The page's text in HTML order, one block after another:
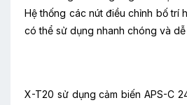
Hệ thống các nút điều chỉnh bố trí
có thể sử dụng nhanh chóng và dễ
X-T20 sử dụng cảm biến APS-C